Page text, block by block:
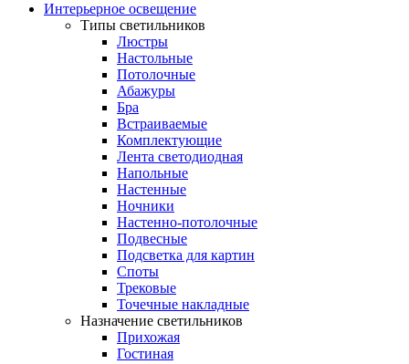
Интерьерное освещение
Типы светильников
Люстры
Настольные
Потолочные
Абажуры
Бра
Встраиваемые
Комплектующие
Лента светодиодная
Напольные
Настенные
Ночники
Настенно-потолочные
Подвесные
Подсветка для картин
Споты
Трековые
Точечные накладные
Назначение светильников
Прихожая
Гостиная